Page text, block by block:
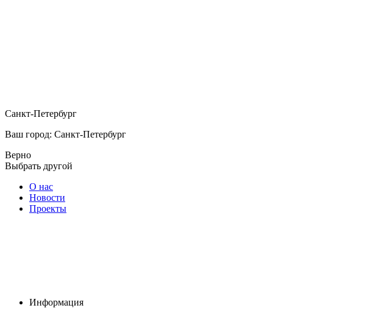
Санкт-Петербург
Ваш город: Санкт-Петербург
Верно
Выбрать другой
О нас
Новости
Проекты
Информация